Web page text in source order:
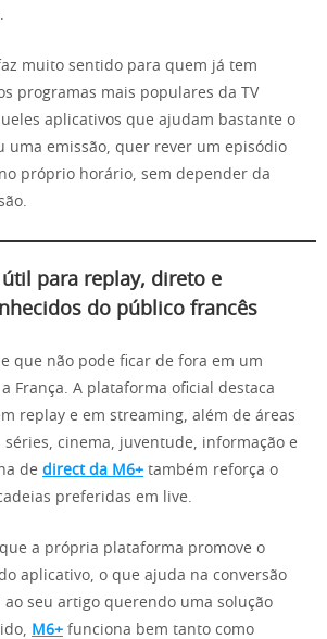
muito sentido para quem já tem
programas mais populares da TV
aplicativos que ajudam bastante o
uma emissão, quer rever um episódio
próprio horário, sem depender da
para replay, direto e
do público francês
que não pode ficar de fora em um
França. A plataforma oficial destaca
replay e em streaming, além de áreas
cinema, juventude, informação e
de direct da M6+ também reforça o
preferidas em live.
que a própria plataforma promove o
aplicativo, o que ajuda na conversão
seu artigo querendo uma solução
M6+ funciona bem tanto como